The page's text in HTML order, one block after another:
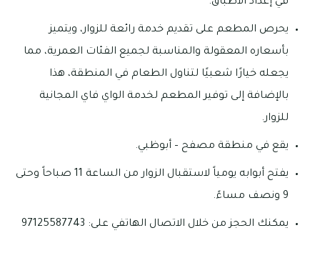
يحرص المطعم على تقديم خدمة رائعة للزوار، ويتميز
بأسعاره المعقولة والمناسبة لجميع الفئات العمرية، مما
يجعله خيارًا شعبيًا لتناول الطعام في المنطقة، هذا
بالإضافة إلى توفير المطعم لخدمة الواي فاي المجانية
للزوار.
يقع في منطقة مصفح – أبوظبي.
يفتح أبوابه يومياً لاستقبال الزوار من الساعة 11 صباحاً وحتى
9 ونصف مساءً.
يمكنك الحجز من خلال الاتصال الهاتفي على: 97125587743